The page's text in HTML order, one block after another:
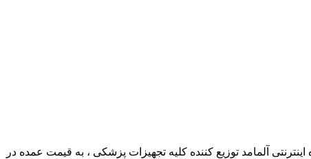
آلمامد توزیع کننده کلیه تجهیزات پزشکی ، به قیمت عمده در